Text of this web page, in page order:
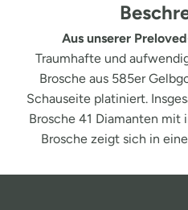
Aus unserer
Traumhafte und
Brosche aus 585er
Schauseite platiniert.
Brosche 41 Diamanten mit
Brosche zeigt sich in